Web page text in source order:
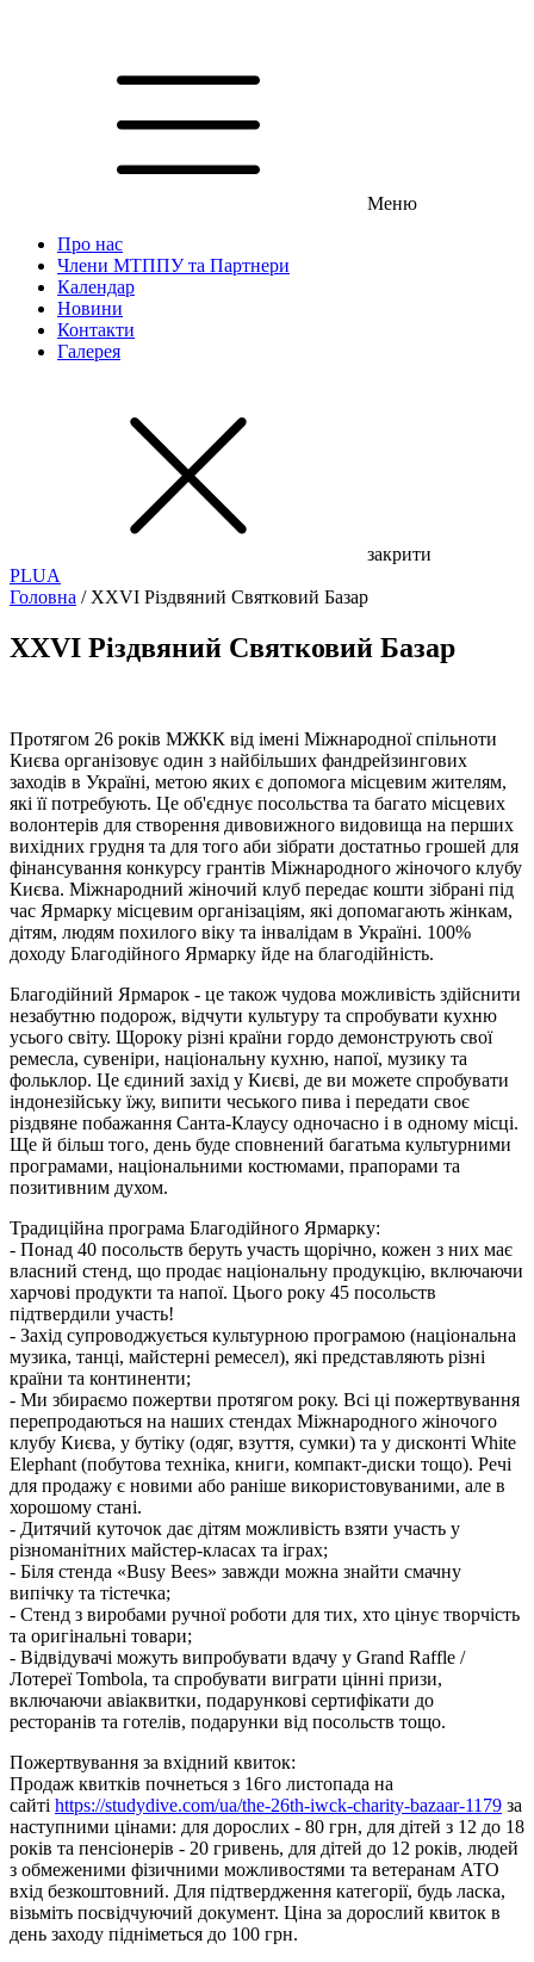
Меню
Про нас
Члени МТППУ та Партнери
Календар
Новини
Контакти
Галерея
закрити
PLUA
Головна / XXVI Різдвяний Святковий Базар
XXVI Різдвяний Святковий Базар
Протягом 26 років МЖКК від імені Міжнародної спільноти
Києва організовує один з найбільших фандрейзингових
заходів в Україні, метою яких є допомога місцевим жителям,
які її потребують. Це об'єднує посольства та багато місцевих
волонтерів для створення дивовижного видовища на перших
вихідних грудня та для того аби зібрати достатньо грошей для
фінансування конкурсу грантів Міжнародного жіночого клубу
Києва. Міжнародний жіночий клуб передає кошти зібрані під
час Ярмарку місцевим організаціям, які допомагають жінкам,
дітям, людям похилого віку та інвалідам в Україні. 100%
доходу Благодійного Ярмарку йде на благодійність.
Благодійний Ярмарок - це також чудова можливість здійснити
незабутню подорож, відчути культуру та спробувати кухню
усього світу. Щороку різні країни гордо демонструють свої
ремесла, сувеніри, національну кухню, напої, музику та
фольклор. Це єдиний захід у Києві, де ви можете спробувати
індонезійську їжу, випити чеського пива і передати своє
різдвяне побажання Санта-Клаусу одночасно і в одному місці.
Ще й більш того, день буде сповнений багатьма культурними
програмами, національними костюмами, прапорами та
позитивним духом.
Традиційна програма Благодійного Ярмарку:
- Понад 40 посольств беруть участь щорічно, кожен з них має
власний стенд, що продає національну продукцію, включаючи
харчові продукти та напої. Цього року 45 посольств
підтвердили участь!
- Захід супроводжується культурною програмою (національна
музика, танці, майстерні ремесел), які представляють різні
країни та континенти;
- Ми збираємо пожертви протягом року. Всі ці пожертвування
перепродаються на наших стендах Міжнародного жіночого
клубу Києва, у бутіку (одяг, взуття, сумки) та у дисконті White
Elephant (побутова техніка, книги, компакт-диски тощо). Речі
для продажу є новими або раніше використовуваними, але в
хорошому стані.
- Дитячий куточок дає дітям можливість взяти участь у
різноманітних майстер-класах та іграх;
- Біля стенда «Busy Bees» завжди можна знайти смачну
випічку та тістечка;
- Стенд з виробами ручної роботи для тих, хто цінує творчість
та оригінальні товари;
- Відвідувачі можуть випробувати вдачу у Grand Raffle /
Лотереї Tombola, та спробувати виграти цінні призи,
включаючи авіаквитки, подарункові сертифікати до
ресторанів та готелів, подарунки від посольств тощо.
Пожертвування за вхідний квиток:
Продаж квитків почнеться з 16го листопада на
сайті https://studydive.com/ua/the-26th-iwck-charity-bazaar-1179 за
наступними цінами: для дорослих - 80 грн, для дітей з 12 до 18
років та пенсіонерів - 20 гривень, для дітей до 12 років, людей
з обмеженими фізичними можливостями та ветеранам АТО
вхід безкоштовний. Для підтвердження категорії, будь ласка,
візьміть посвідчуючий документ. Ціна за дорослий квиток в
день заходу підніметься до 100 грн.